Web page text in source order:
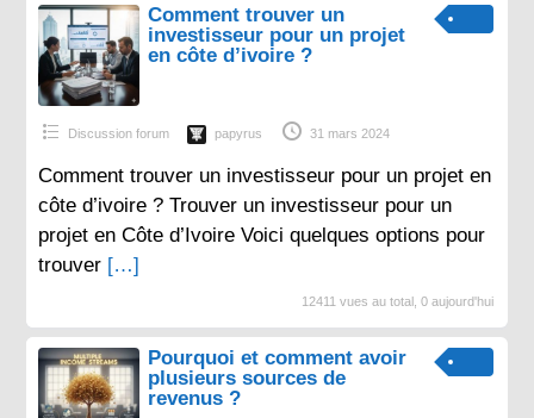
Comment trouver un
investisseur pour un projet
en côte d’ivoire ?
Discussion forum papyrus 31 mars 2024
Comment trouver un investisseur pour un projet en
côte d’ivoire ? Trouver un investisseur pour un
projet en Côte d’Ivoire Voici quelques options pour
trouver […]
12411 vues au total, 0 aujourd'hui
Pourquoi et comment avoir
plusieurs sources de
revenus ?